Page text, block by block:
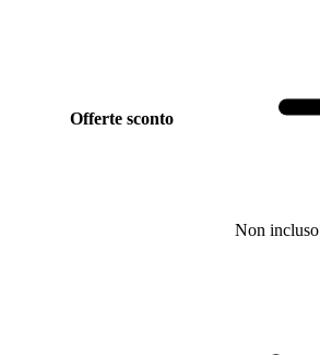
Offerte sconto
Non incluso